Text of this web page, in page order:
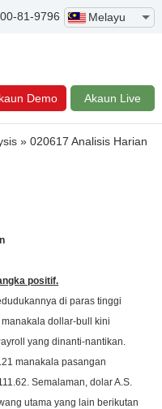
81-9796 Melayu
Demo Akaun Live
»020617 Analisis Harian
positif.
di paras tinggi
dollar-bull kini
yang dinanti-nantikan.
manakala pasangan
Semalaman, dolar A.S.
utama yang lain berikutan